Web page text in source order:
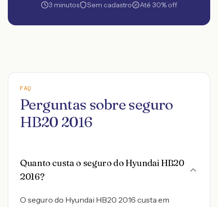
3 minutos Sem cadastro Até 30% off
FAQ
Perguntas sobre seguro
HB20 2016
Quanto custa o seguro do Hyundai HB20
2016?
O seguro do Hyundai HB20 2016 custa em